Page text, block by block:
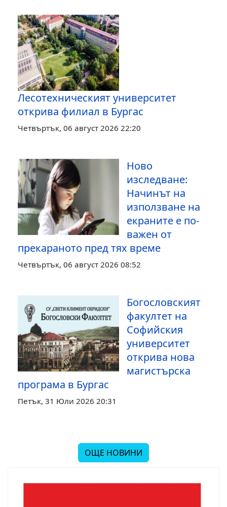
Лесотехническият университет
открива филиал в Бургас
Четвъртък, 06 август 2026 22:20
Ново
изследване:
Начинът на
използване на
екраните е по-
важен от
прекараното пред тях време
Четвъртък, 06 август 2026 08:52
Богословският
факултет на
Софийския
университет
открива нова
магистърска
програма в Бургас
Петък, 31 Юли 2026 20:31
ОЩЕ НОВИНИ